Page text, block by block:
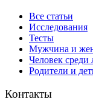
Все статьи
Исследования
Тесты
Мужчина и
Человек среди
Родители и
Контакты